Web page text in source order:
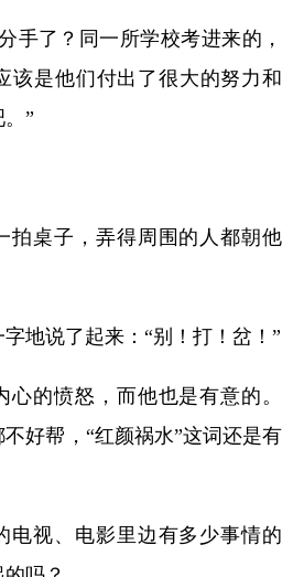
手了？同一所学校考进来的，
该是他们付出了很大的努力和
”
拍桌子，弄得周围的人都朝他
地说了起来：“别！打！岔！”
心的愤怒，而他也是有意的。
好帮，“红颜祸水”这词还是有
电视、电影里边有多少事情的